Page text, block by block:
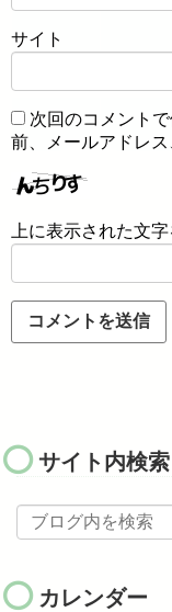
サイト
次回のコメント
前、メールアドレス
上に表示された文
サイト内検索
カレンダー